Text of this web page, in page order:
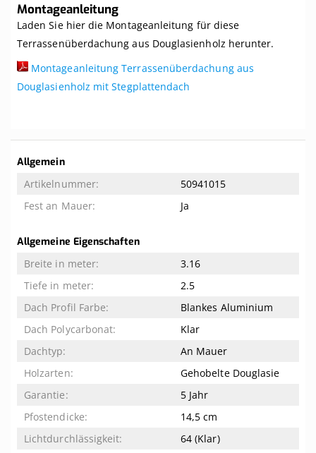
Montageanleitung
Laden Sie hier die Montageanleitung für diese
Terrassenüberdachung aus Douglasienholz herunter.
Montageanleitung Terrassenüberdachung aus
Douglasienholz mit Stegplattendach
Weitere
Informationen
Allgemein
50941015
Ja
Allgemeine Eigenschaften
3.16
2.5
Blankes Aluminium
Klar
An Mauer
Gehobelte Douglasie
5 Jahr
14,5 cm
64 (Klar)